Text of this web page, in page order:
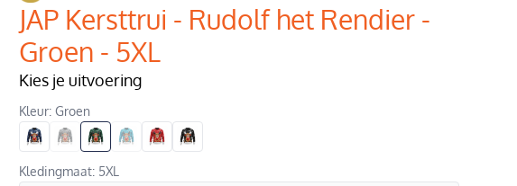
JAP Kersttrui - Rudolf het Rendier -
Groen - 5XL
Kies je uitvoering
Kleur: Groen
Kledingmaat: 5XL